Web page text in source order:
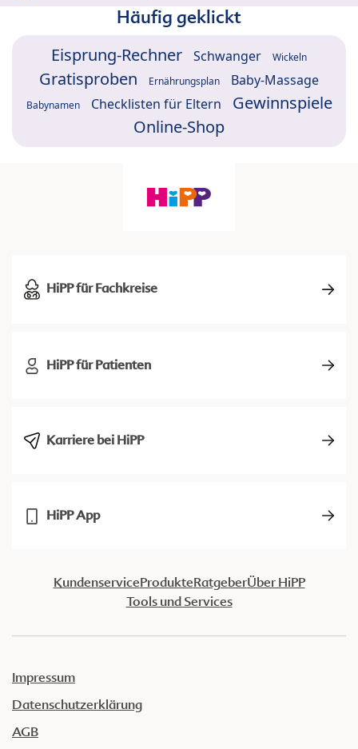
Häufig geklickt
Eisprung-Rechner Schwanger Wickeln
Gratisproben Ernährungsplan Baby-Massage
Babynamen Checklisten für Eltern
Gewinnspiele
Online-Shop
HiPP für Fachkreise
HiPP für Patienten
Karriere bei HiPP
HiPP App
KundenserviceProdukteRatgeberÜber HiPP
Tools und Services
Impressum
Datenschutzerklärung
AGB